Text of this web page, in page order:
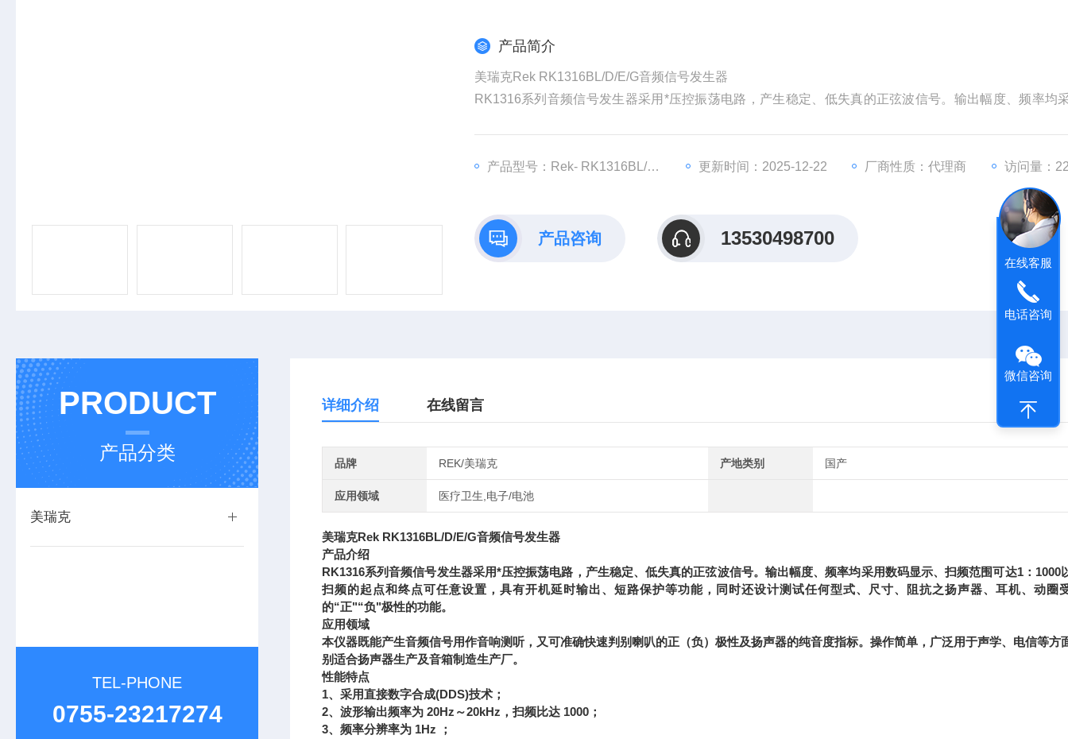
产品简介
美瑞克Rek RK1316BL/D/E/G音频信号发生器
RK1316系列音频信号发生器采用*压控振荡电路，产生稳定、低失真的正弦波信号。输出幅度、频率均
产品型号：Rek- RK1316BL/D/E/G
更新时间：2025-12-22 厂商性质：代理商 访问量：
产品咨询 13530498700
PRODUCT
产品分类
美瑞克
TEL-PHONE
0755-23217274
详细介绍 在线留言
品牌 REK/美瑞克 产地类别 国产
应用领域 医疗卫生,电子/电池
美瑞克Rek RK1316BL/D/E/G音频信号发生器
产品介绍
RK1316系列音频信号发生器采用*压控振荡电路，产生稳定、低失真的正弦波信号。输出幅度、频率均采用数码显示、扫频范围可达1：1000
扫频的起点和终点可任意设置，具有开机延时输出、短路保护等功能，同时还设计测试任何型式、尺寸、阻抗之扬声器、耳机、动圈
的“正"“负"极性的功能。
应用领域
本仪器既能产生音频信号用作音响测听，又可准确快速判别喇叭的正（负）极性及扬声器的纯音度指标。操作简单，广泛用于声学、电信等方
别适合扬声器生产及音箱制造生产厂。
性能特点
1、采用直接数字合成(DDS)技术；
2、波形输出频率为 20Hz～20kHz，扫频比达 1000；
3、频率分辨率为 1Hz ；
在线客服
电话咨询
微信咨询